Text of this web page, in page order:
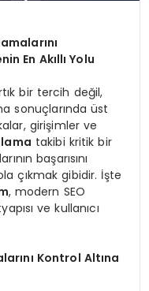
En Akıllı Yolu
bir tercih değil,
sonuçlarında üst
girişimler ve
takibi kritik bir
başarısını
çıkmak gibidir. İşte
, modern SEO
ve kullanıcı
Kontrol Altına